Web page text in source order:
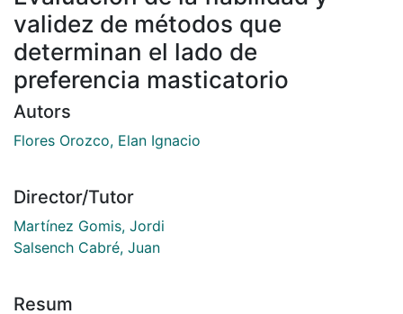
validez de métodos que
determinan el lado de
preferencia masticatorio
Autors
Flores Orozco, Elan Ignacio
Director/Tutor
Martínez Gomis, Jordi
Salsench Cabré, Juan
Resum